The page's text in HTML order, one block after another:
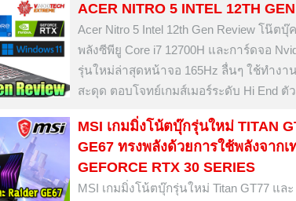
ACER NITRO 5 INTEL 12TH
Acer Nitro 5 Intel 12th Gen Review โน๊ต
พลังซีพียู Core i7 12700H และการ์ดจอ
รุ่นใหม่ล่าสุดหน้าจอ 165Hz ลื่นๆ ใช้ทำงา
สะดุด ตอบโจทย์เกมส์เมอร์ระดับ Hi End ตั
MSI เกมมิ่งโน้ตบุ๊กรุ่นใหม่ TITAN
GE67 ทรงพลังด้วยการใช้พลังจาก
GEFORCE RTX 30 SERIES
MSI เกมมิ่งโน้ตบุ๊กรุ่นใหม่ Titan GT77 และ